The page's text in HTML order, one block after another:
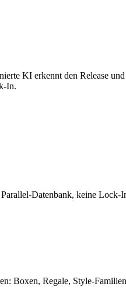
KI erkennt den Release
In.
Datenbank, keine Lock-
Boxen, Regale, Style-